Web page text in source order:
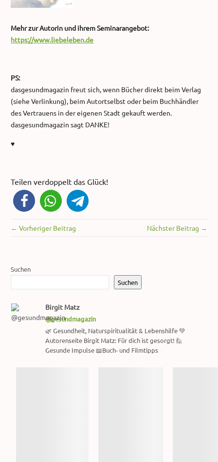
Mehr zur Autorin und ihrem Seminarangebot:
https://www.liebeleben.de
PS:
dasgesundmagazin freut sich, wenn Bücher direkt beim Verlag
(siehe Verlinkung), beim Autortselbst oder beim Buchhändler
des Vertrauens in der eigenen Stadt gekauft werden.
dasgesundmagazin sagt DANKE!
♥
Teilen verdoppelt das Glück!
← Vorheriger Beitrag Nächster Beitrag →
Suchen
Suchen
Birgit Matz
@gesundmagazin
🌿 Gesundheit, Naturspiritualität & Lebenshilfe 💚
Autorenseite Birgit Matz: Für dich ist gesorgt! 🙋
Gesunde Impulse 📖Buch- und Filmtipps